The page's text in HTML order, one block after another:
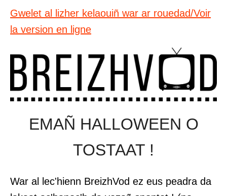
Gwelet al lizher kelaouiñ war ar rouedad/Voir
la version en ligne
EMAÑ HALLOWEEN O
TOSTAAT !
War al lec'hienn BreizhVod ez eus peadra da